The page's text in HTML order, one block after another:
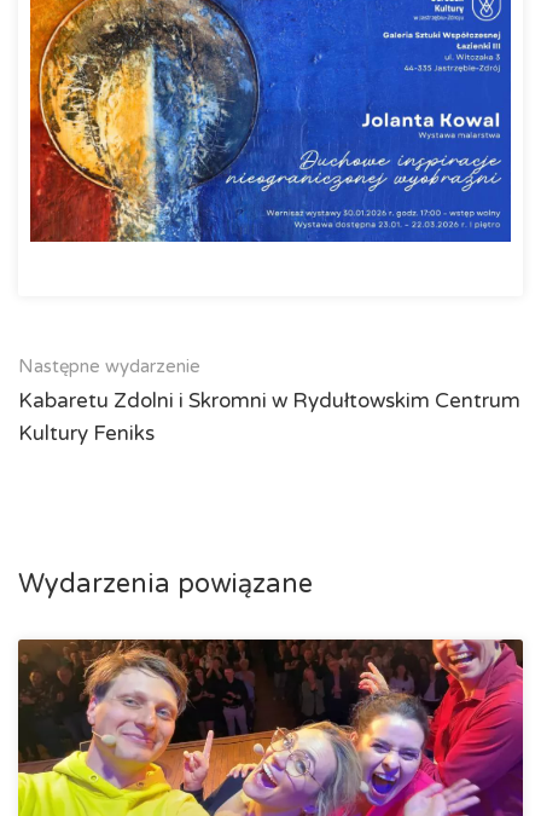
Następne wydarzenie
Kabaretu Zdolni i Skromni w Rydułtowskim Centrum
Kultury Feniks
Wydarzenia powiązane